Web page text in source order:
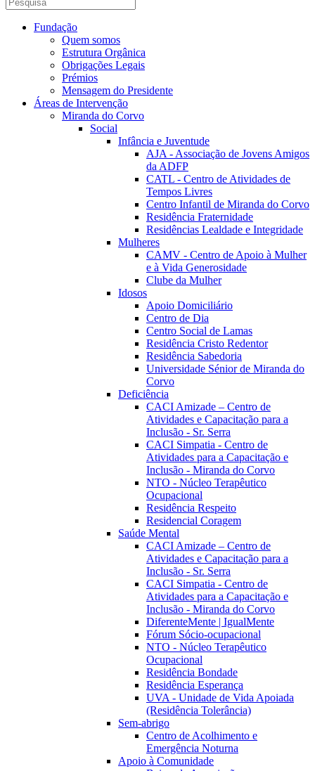
Fundação
Quem somos
Estrutura Orgânica
Obrigações Legais
Prémios
Mensagem do Presidente
Áreas de Intervenção
Miranda do Corvo
Social
Infância e Juventude
AJA - Associação de Jovens Amigos
da ADFP
CATL - Centro de Atividades de
Tempos Livres
Centro Infantil de Miranda do Corvo
Residência Fraternidade
Residências Lealdade e Integridade
Mulheres
CAMV - Centro de Apoio à Mulher
e à Vida Generosidade
Clube da Mulher
Idosos
Apoio Domiciliário
Centro de Dia
Centro Social de Lamas
Residência Cristo Redentor
Residência Sabedoria
Universidade Sénior de Miranda do
Corvo
Deficiência
CACI Amizade – Centro de
Atividades e Capacitação para a
Inclusão - Sr. Serra
CACI Simpatia - Centro de
Atividades para a Capacitação e
Inclusão - Miranda do Corvo
NTO - Núcleo Terapêutico
Ocupacional
Residência Respeito
Residencial Coragem
Saúde Mental
CACI Amizade – Centro de
Atividades e Capacitação para a
Inclusão - Sr. Serra
CACI Simpatia - Centro de
Atividades para a Capacitação e
Inclusão - Miranda do Corvo
DiferenteMente | IgualMente
Fórum Sócio-ocupacional
NTO - Núcleo Terapêutico
Ocupacional
Residência Bondade
Residência Esperança
UVA - Unidade de Vida Apoiada
(Residência Tolerância)
Sem-abrigo
Centro de Acolhimento e
Emergência Noturna
Apoio à Comunidade